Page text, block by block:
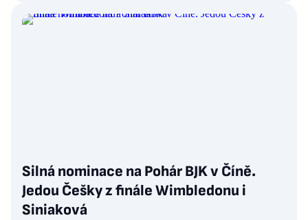
Silná nominace na Pohár BJK v Číně.
Jedou Češky z finále Wimbledonu i
Siniaková